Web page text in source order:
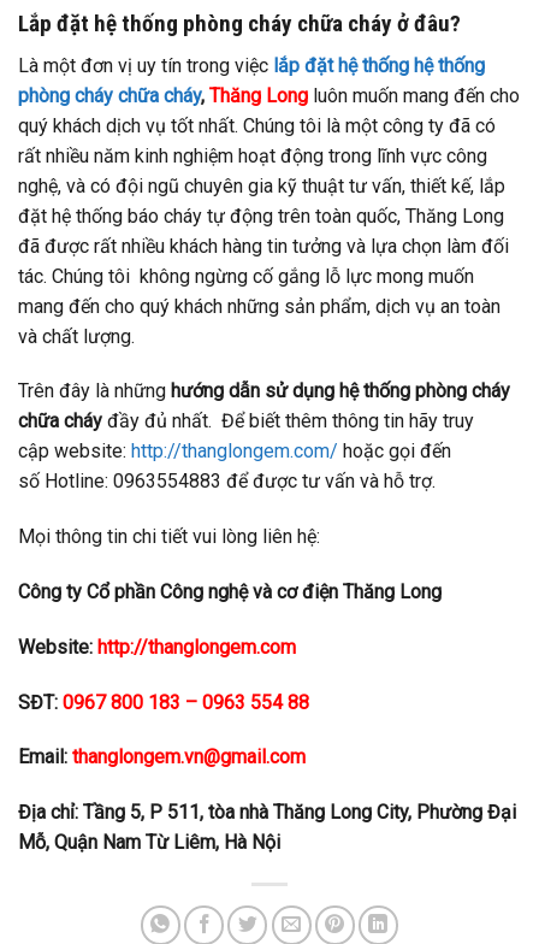
Lắp đặt hệ thống phòng cháy chữa cháy ở đâu?
Là một đơn vị uy tín trong việc lắp đặt hệ thống hệ thống
phòng cháy chữa cháy, Thăng Long luôn muốn mang đến cho
quý khách dịch vụ tốt nhất. Chúng tôi là một công ty đã có
rất nhiều năm kinh nghiệm hoạt động trong lĩnh vực công
nghệ, và có đội ngũ chuyên gia kỹ thuật tư vấn, thiết kế, lắp
đặt hệ thống báo cháy tự động trên toàn quốc, Thăng Long
đã được rất nhiều khách hàng tin tưởng và lựa chọn làm đối
tác. Chúng tôi không ngừng cố gắng lỗ lực mong muốn
mang đến cho quý khách những sản phẩm, dịch vụ an toàn
và chất lượng.
Trên đây là những hướng dẫn sử dụng hệ thống phòng cháy
chữa cháy đầy đủ nhất. Để biết thêm thông tin hãy truy
cập website: http://thanglongem.com/ hoặc gọi đến
số Hotline: 0963554883 để được tư vấn và hỗ trợ.
Mọi thông tin chi tiết vui lòng liên hệ:
Công ty Cổ phần Công nghệ và cơ điện Thăng Long
Website: http://thanglongem.com
SĐT: 0967 800 183 – 0963 554 88
Email: thanglongem.vn@gmail.com
Địa chỉ: Tầng 5, P 511, tòa nhà Thăng Long City, Phường Đại
Mỗ, Quận Nam Từ Liêm, Hà Nội